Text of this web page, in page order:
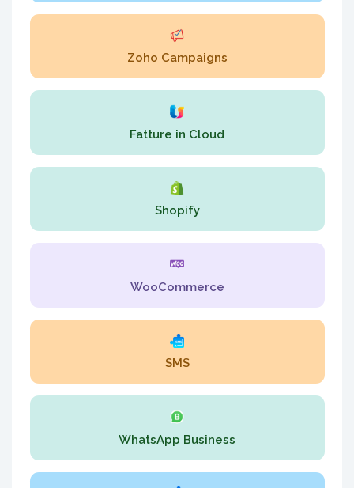
Zoho Campaigns
Fatture in Cloud
Shopify
WooCommerce
SMS
WhatsApp Business